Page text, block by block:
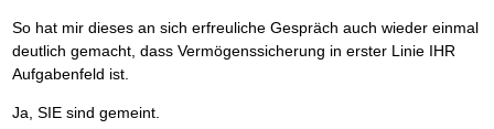
So hat mir dieses an sich erfreuliche Gespräch auch wieder einmal
deutlich gemacht, dass Vermögenssicherung in erster Linie IHR
Aufgabenfeld ist.
Ja, SIE sind gemeint.